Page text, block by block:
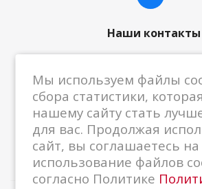
Наши контакты
185005, г. Петрозаводск, ул.
1/26
Мы используем файлы
сбора статистики,
нашему сайту стать
для вас. Продолжая
сайт, вы соглашаетесь на
использование файлов
согласно Политике